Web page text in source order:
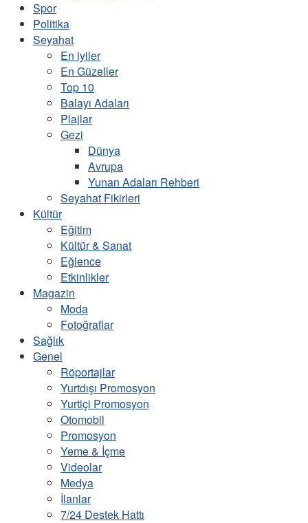
Spor
Politika
Seyahat
En iyiler
En Güzeller
Top 10
Balayı Adaları
Plajlar
Gezi
Dünya
Avrupa
Yunan Adaları Rehberi
Seyahat Fikirleri
Kültür
Eğitim
Kültür & Sanat
Eğlence
Etkinlikler
Magazin
Moda
Fotoğraflar
Sağlık
Genel
Röportajlar
Yurtdışı Promosyon
Yurtiçi Promosyon
Otomobil
Promosyon
Yeme & İçme
Videolar
Medya
İlanlar
7/24 Destek Hattı